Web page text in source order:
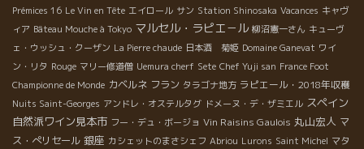
Prémices 16 Le Vin en Tête エイロール サン Station Shinosaka Vacances キャヴ
ィア Bâteau Mouche à Tokyo マルセル・ラピエ－ル 柳沼憲一さん キューヴ
ェ・ウッシュ・クーザン La Pierre chaude 日本酒 菊姫 Domaine Ganevat ワイ
ン・リタ Rouge マリー修道僧 Uemura cherf Sete Chef Yuji san France Foot
Championne de Monde カベルネ フラン タラゴナ地方 ラピエール・2018年収穫
Nuits Saint-Georges アンドレ・オステルタグ ドメーヌ・デ・ザミエル スペイン
自然派ワイン見本市 フー・デュ・ボージョ Vin Raisins Gaulois 丸山宏人 マ
ス・ぺリセール 銀座 カシェットのまさシェフ Abriou Lurons Saint Michel マタ